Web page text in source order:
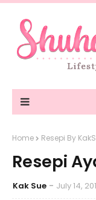
Home Resepi By
Resepi
Kak Sue July 14,